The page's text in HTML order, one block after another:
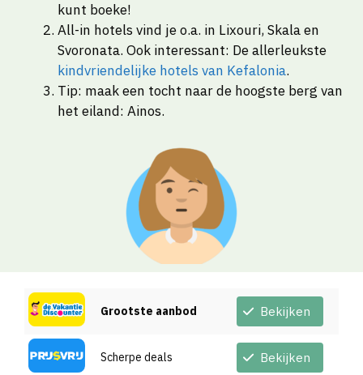
kunt boeke!
All-in hotels vind je o.a. in Lixouri, Skala en
Svoronata. Ook interessant: De allerleukste
kindvriendelijke hotels van Kefalonia.
Tip: maak een tocht naar de hoogste berg van
het eiland: Ainos.
Grootste aanbod Bekijken
Scherpe deals Bekijken